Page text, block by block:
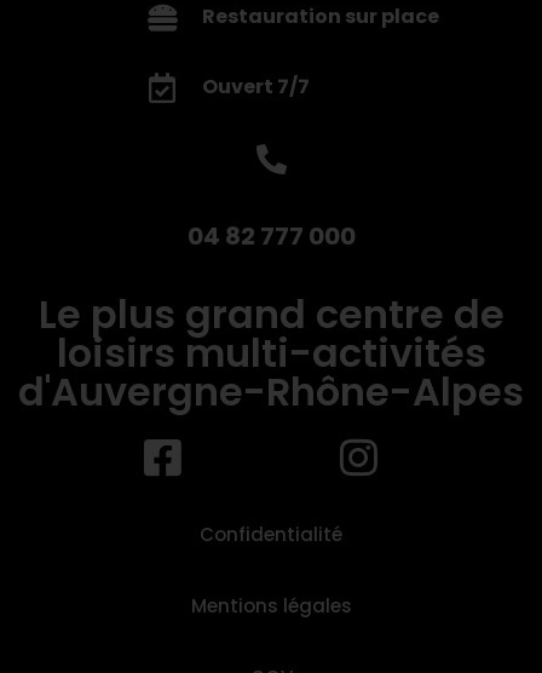
Restauration sur place
Ouvert 7/7
04 82 777 000
Le plus grand centre de
loisirs multi-activités
d'Auvergne-Rhône-Alpes
Confidentialité
Mentions légales